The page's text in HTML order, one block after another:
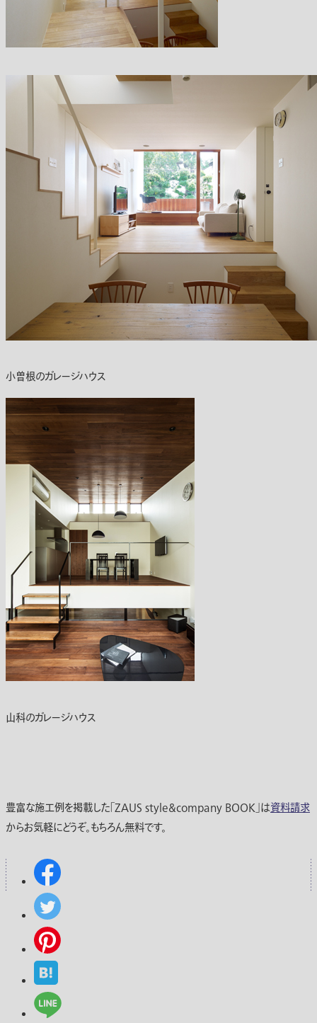
小曽根のガレージハウス
山科のガレージハウス
豊富な施工例を掲載した「ZAUS style&company BOOK」は資料請求
からお気軽にどうぞ。もちろん無料です。